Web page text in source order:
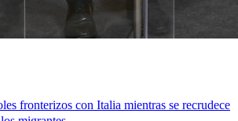
fronterizos con Italia mientras se recrudece